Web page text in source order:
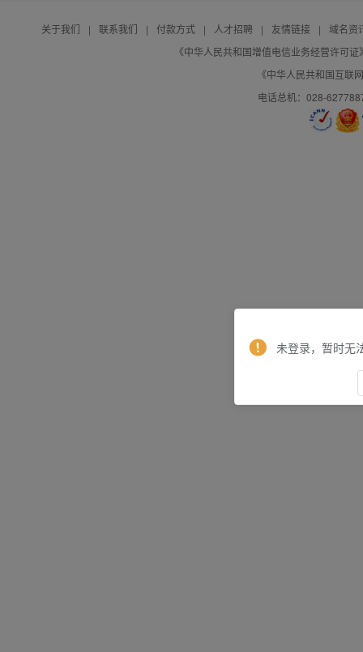
关于我们 | 联系我们 | 付款方式 | 人才招聘 | 友情链接 |
域名资
《中华人民共和国增值电信业务经营许可
《中华人民共和国互联
电话总机：028-
未登录，暂时无